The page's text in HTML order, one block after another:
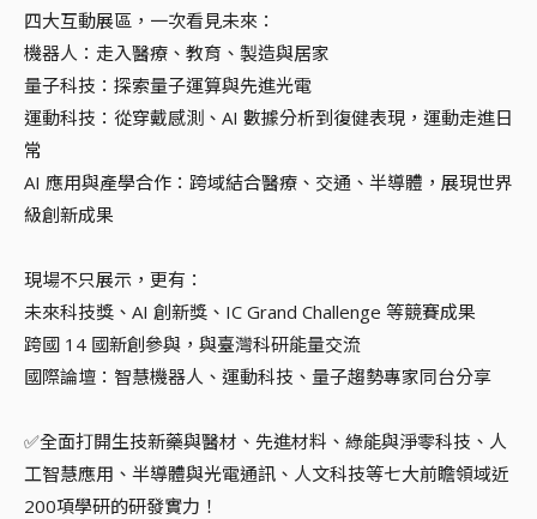
四大互動展區，一次看見未來：
機器人：走入醫療、教育、製造與居家
量子科技：探索量子運算與先進光電
運動科技：從穿戴感測、AI 數據分析到復健表現，運動走進日
常
AI 應用與產學合作：跨域結合醫療、交通、半導體，展現世界
級創新成果
現場不只展示，更有：
未來科技獎、AI 創新獎、IC Grand Challenge 等競賽成果
跨國 14 國新創參與，與臺灣科研能量交流
國際論壇：智慧機器人、運動科技、量子趨勢專家同台分享
✅全面打開生技新藥與醫材、先進材料、綠能與淨零科技、人
工智慧應用、半導體與光電通訊、人文科技等七大前瞻領域近
200項學研的研發實力！